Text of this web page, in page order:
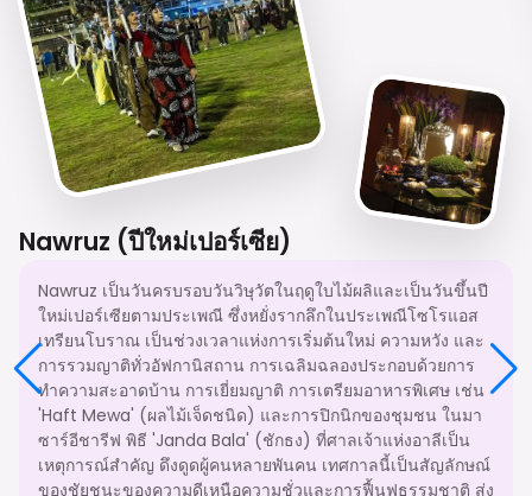
Nawruz (ปีใหม่เปอร์เซีย)
Nawruz เป็นวันครบรอบวันวิษุวัตในฤดูใบไม้ผลิและเป็นวันขึ้นปี
ใหม่เปอร์เซียตามประเพณี ซึ่งหยั่งรากลึกในประเพณีโซโรแอส
เทรียนโบราณ เป็นช่วงเวลาแห่งการเริ่มต้นใหม่ ความหวัง และ
การรวมญาติทั่วอัฟกานิสถาน การเฉลิมฉลองประกอบด้วยการ
ทำความสะอาดบ้าน การเยี่ยมญาติ การเตรียมอาหารพิเศษ เช่น
'Haft Mewa' (ผลไม้เจ็ดชนิด) และการปิกนิกของชุมชน ในมา
ซาร์อีชารีฟ พิธี 'Janda Bala' (ชักธง) ที่ศาลเจ้าแห่งอาลีเป็น
เหตุการณ์สำคัญ ดึงดูดผู้คนหลายพันคน เทศกาลนี้เป็นสัญลักษณ์
ของชัยชนะของความดีเหนือความชั่วและการฟื้นฟูธรรมชาติ ส่ง